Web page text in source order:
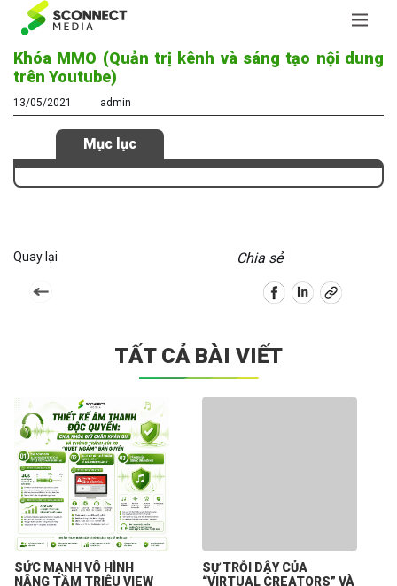
Khóa MMO (Quản trị kênh và sáng tạo nội dung
trên Youtube)
13/05/2021 admin
Mục lục
Quay lại Chia sẻ
TẤT CẢ BÀI VIẾT
SỨC MẠNH VÔ HÌNH
NÂNG TẦM TRIỆU VIEW
SỰ TRỖI DẬY CỦA
“VIRTUAL CREATORS” VÀ